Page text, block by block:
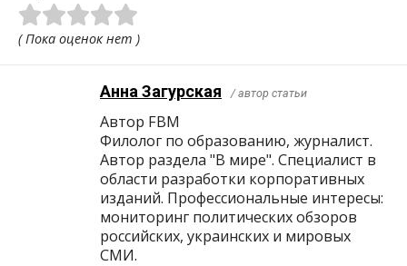
( Пока оценок нет )
Анна Загурская / автор статьи
Автор FBM
Филолог по образованию, журналист.
Автор раздела "В мире". Специалист в
области разработки корпоративных
изданий. Профессиональные интересы:
мониторинг политических обзоров
российских, украинских и мировых
СМИ.